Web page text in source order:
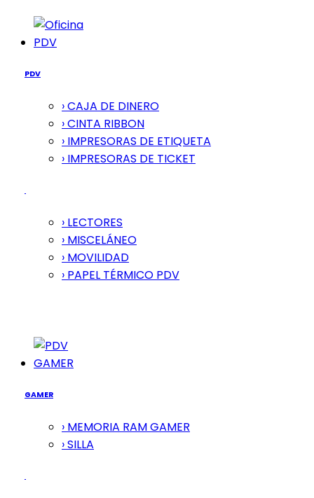
PDV
PDV
› CAJA DE DINERO
› CINTA RIBBON
› IMPRESORAS DE ETIQUETA
› IMPRESORAS DE TICKET
› LECTORES
› MISCELÁNEO
› MOVILIDAD
› PAPEL TÉRMICO PDV
GAMER
GAMER
› MEMORIA RAM GAMER
› SILLA